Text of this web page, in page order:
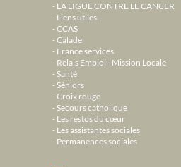
LA LIGUE CONTRE LE CANCER
Liens utiles
CCAS
Calade
France services
Relais Emploi - Mission Locale
Santé
Séniors
Croix rouge
Secours catholique
Les restos du cœur
Les assistantes sociales
Permanences sociales